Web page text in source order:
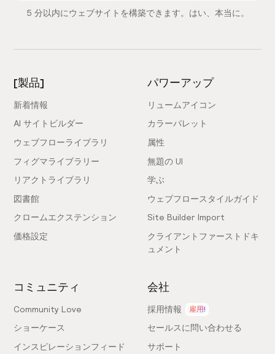
5 分以内にウェブサイトを構築できます。はい、本当に。
[製品]
新着情報
AI サイトビルダー
ウェブフローライブラリ
フィグマライブラリー
リアクトライブラリ
図書館
クロームエクステンション
価格設定
パワーアップ
リュームアイコン
カラーパレット
属性
無題の UI
学ぶ
ウェブフロースタイルガイド
Site Builder Import
クライアントファーストドキ
ュメント
コミュニティ
Community Love
ショーケース
インスピレーションフィード
会社
採用情報 雇用!
セールスに問い合わせる
サポート